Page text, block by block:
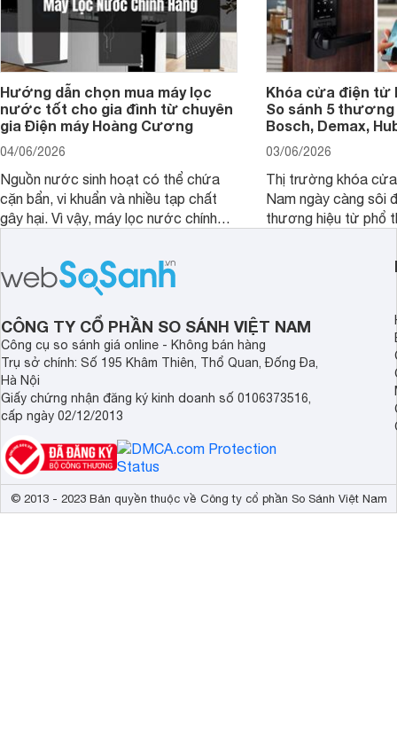
Hướng dẫn chọn mua máy lọc
nước tốt cho gia đình từ chuyên
gia Điện máy Hoàng Cương
04/06/2026
Nguồn nước sinh hoạt có thể chứa
cặn bẩn, vi khuẩn và nhiều tạp chất
gây hại. Vì vậy, máy lọc nước chính
sức khỏe và đảm bảo nguồn nước
sạch cho cả gia đình.
Khóa cửa điện tử
So sánh 5 thương
Bosch, Demax,
03/06/2026
Thị trường khóa
Nam ngày càng sôi
thương hiệu từ phổ
cửa điện tử hãng
sẽ so sánh 5
Demax, Hubert và
CÔNG TY CỔ PHẦN SO SÁNH VIỆT NAM
Công cụ so sánh giá online - Không bán hàng
Trụ sở chính: Số 195 Khâm Thiên, Thổ Quan, Đống Đa,
Hà Nội
Giấy chứng nhận đăng ký kinh doanh số 0106373516,
cấp ngày 02/12/2013
© 2013 - 2023 Bản quyền thuộc về Công ty cổ phần So Sánh Việt Nam